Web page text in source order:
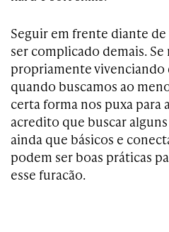
Seguir em frente diante
ser complicado demais. Se
propriamente
quando buscamos ao
certa forma nos puxa para
acredito que buscar
ainda que básicos e
podem ser boas práticas
esse furacão.